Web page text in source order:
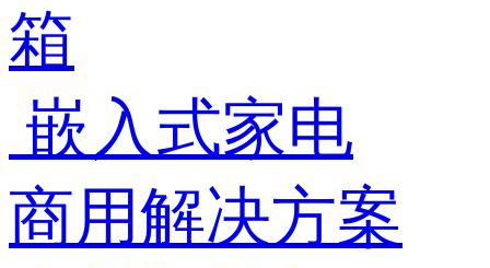
箱
嵌入式家电
商用解决方案